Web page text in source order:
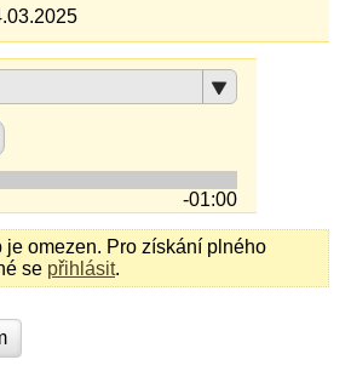
-01:00
je omezen. Pro získání plného
se přihlásit.